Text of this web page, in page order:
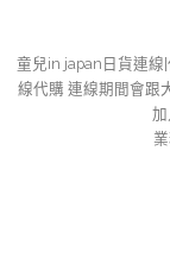
童兒in japan日貨連線
線代購 連線期間會跟